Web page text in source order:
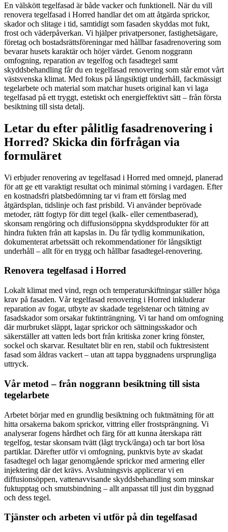
En välskött tegelfasad är både vacker och funktionell. När du vill
renovera tegelfasad i Horred handlar det om att åtgärda sprickor,
skador och slitage i tid, samtidigt som fasaden skyddas mot fukt,
frost och väderpåverkan. Vi hjälper privatpersoner, fastighetsägare,
företag och bostadsrättsföreningar med hållbar fasadrenovering som
bevarar husets karaktär och höjer värdet. Genom noggrann
omfogning, reparation av tegelfog och fasadtegel samt
skyddsbehandling får du en tegelfasad renovering som står emot vårt
västsvenska klimat. Med fokus på långsiktigt underhåll, fackmässigt
tegelarbete och material som matchar husets original kan vi laga
tegelfasad på ett tryggt, estetiskt och energieffektivt sätt – från första
besiktning till sista detalj.
Letar du efter pålitlig fasadrenovering i
Horred? Skicka din förfrågan via
formuläret
Vi erbjuder renovering av tegelfasad i Horred med omnejd, planerad
för att ge ett varaktigt resultat och minimal störning i vardagen. Efter
en kostnadsfri platsbedömning tar vi fram ett förslag med
åtgärdsplan, tidslinje och fast prisbild. Vi använder beprövade
metoder, rätt fogtyp för ditt tegel (kalk- eller cementbaserad),
skonsam rengöring och diffusionsöppna skyddsprodukter för att
hindra fukten från att kapslas in. Du får tydlig kommunikation,
dokumenterat arbetssätt och rekommendationer för långsiktigt
underhåll – allt för en trygg och hållbar fasadtegel-renovering.
Renovera tegelfasad i Horred
Lokalt klimat med vind, regn och temperaturskiftningar ställer höga
krav på fasaden. Vår tegelfasad renovering i Horred inkluderar
reparation av fogar, utbyte av skadade tegelstenar och tätning av
fasadskador som orsakar fuktinträngning. Vi tar hand om omfogning
där murbruket släppt, lagar sprickor och sättningsskador och
säkerställer att vatten leds bort från kritiska zoner kring fönster,
sockel och skarvar. Resultatet blir en ren, stabil och fuktresistent
fasad som åldras vackert – utan att tappa byggnadens ursprungliga
uttryck.
Vår metod – från noggrann besiktning till sista
tegelarbete
Arbetet börjar med en grundlig besiktning och fuktmätning för att
hitta orsakerna bakom sprickor, vittring eller frostsprängning. Vi
analyserar fogens hårdhet och färg för att kunna återskapa rätt
tegelfog, testar skonsam tvätt (lågt tryck/ånga) och tar bort lösa
partiklar. Därefter utför vi omfogning, punktvis byte av skadat
fasadtegel och lagar genomgående sprickor med armering eller
injektering där det krävs. Avslutningsvis applicerar vi en
diffusionsöppen, vattenavvisande skyddsbehandling som minskar
fuktupptag och smutsbindning – allt anpassat till just din byggnad
och dess tegel.
Tjänster och arbeten vi utför på din tegelfasad